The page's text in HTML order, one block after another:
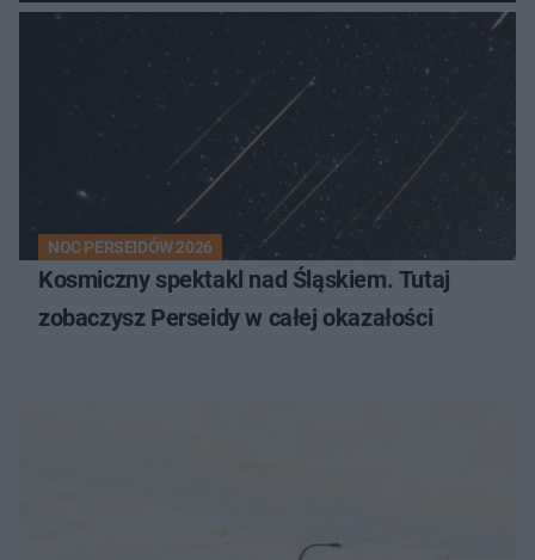
NOC PERSEIDÓW 2026
Kosmiczny spektakl nad Śląskiem. Tutaj
zobaczysz Perseidy w całej okazałości